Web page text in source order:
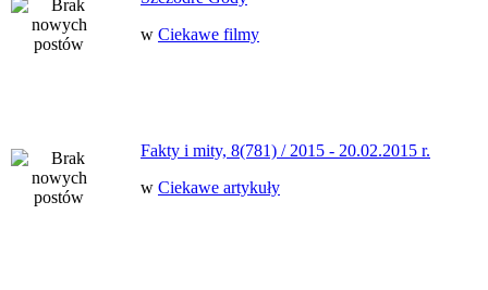
w Ciekawe filmy
Fakty i mity, 8(781) / 2015 - 20.02.2015 r.
w Ciekawe artykuły